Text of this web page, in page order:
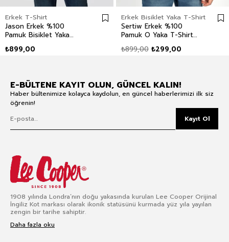
Erkek T-Shirt
Jason Erkek %100
Pamuk Bisiklet Yaka
₺899,00
Erkek Bisiklet Yaka T-Shirt
Sertiw Erkek %100
Pamuk O Yaka T-Shirt
₺299,00
₺899,00
E-BÜLTENE KAYIT OLUN, GÜNCEL KALIN!
Haber bültenimize kolayca kaydolun, en güncel haberlerimizi ilk siz
öğrenin!
Kayıt Ol
1908 yılında Londra’nın doğu yakasında kurulan Lee Cooper Orijinal
İngiliz Kot markası olarak ikonik statüsünü kurmada yüz yıla yayılan
zengin bir tarihe sahiptir.
Daha fazla oku